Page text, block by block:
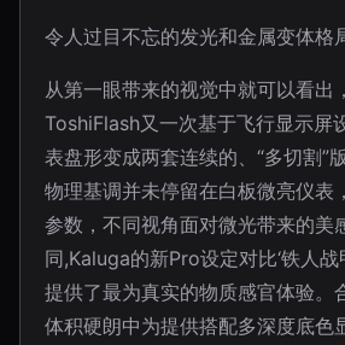
令人过目不忘的发光和金属变体格
从第一眼带来的视觉中就可以看出
ToshiFlash又一次基于飞行显示屏
表盘形变成两套连续的、“多切割”
物理基调并未停留在白板微亮仪表
参数，不同视角面对微光带来的美
同,Kaluga的新Pro设定对比‘铁人
提供了最为真实的物质感官体验。
体积硬朗中为提供搭配多深度底色